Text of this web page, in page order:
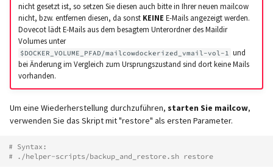
nicht gesetzt ist, so setzen Sie diesen auch bitte in Ihrer neuen mailcow
nicht, bzw. entfernen diesen, da sonst KEINE E-Mails angezeigt werden.
Dovecot lädt E-Mails aus dem besagtem Unterordner des Maildir
Volumes unter
$DOCKER_VOLUME_PFAD/mailcowdockerized_vmail-vol-1 und
bei Änderung im Vergleich zum Ursprungszustand sind dort keine Mails
vorhanden.
Um eine Wiederherstellung durchzuführen, starten Sie mailcow,
verwenden Sie das Skript mit "restore" als ersten Parameter.
# Syntax:
# ./helper-scripts/backup_and_restore.sh restore